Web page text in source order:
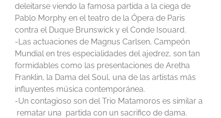
deleitarse viendo la famosa partida a la ciega de
Pablo Morphy en el teatro de la Ópera de Paris
contra el Duque Brunswick y el Conde Isouard.
-Las actuaciones de Magnus Carlsen, Campeón
Mundial en tres especialidades del ajedrez, son tan
formidables como las presentaciones de Aretha
Franklin, la Dama del Soul, una de las artistas más
influyentes música contemporánea.
-Un contagioso son del Trio Matamoros es similar a
rematar una partida con un sacrifico de dama.